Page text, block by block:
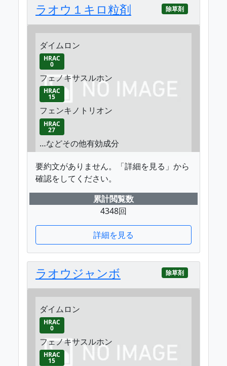
ラオウ１キロ粒剤 除草剤
ダイムロン
HRAC
0
フェノキサスルホン
HRAC
15
フェンキノトリオン
HRAC
27
…などその他有効成分
要約文がありません。「詳細を見る」から
確認をしてください。
累計閲覧数
4348回
詳細を見る
ラオウジャンボ 除草剤
ダイムロン
HRAC
0
フェノキサスルホン
HRAC
15